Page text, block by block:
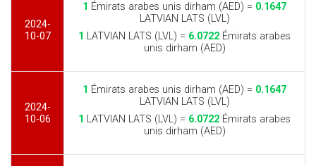
2024-
10-07
1 Émirats arabes unis dirham (AED) = 0.1647
LATVIAN LATS (LVL)
1 LATVIAN LATS (LVL) = 6.0722 Émirats arabes
unis dirham (AED)
2024-
10-06
1 Émirats arabes unis dirham (AED) = 0.1647
LATVIAN LATS (LVL)
1 LATVIAN LATS (LVL) = 6.0722 Émirats arabes
unis dirham (AED)